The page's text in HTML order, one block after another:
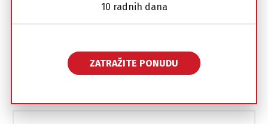
10 radnih dana
ZATRAŽITE PONUDU